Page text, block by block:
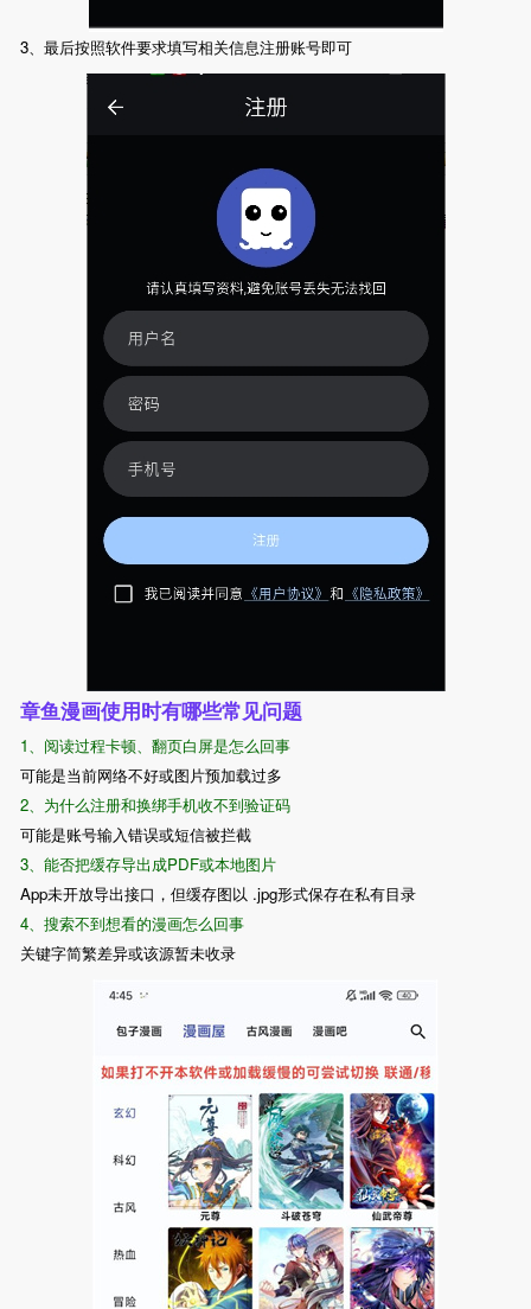
3、最后按照软件要求填写相关信息注册账号即可
章鱼漫画使用时有哪些常见问题
1、阅读过程卡顿、翻页白屏是怎么回事
可能是当前网络不好或图片预加载过多
2、为什么注册和换绑手机收不到验证码
可能是账号输入错误或短信被拦截
3、能否把缓存导出成PDF或本地图片
App未开放导出接口，但缓存图以 .jpg形式保存在私有目录
4、搜索不到想看的漫画怎么回事
关键字简繁差异或该源暂未收录